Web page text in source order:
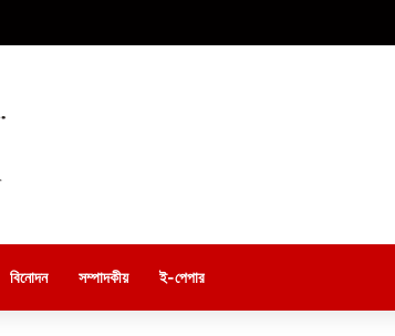
বিনোদন সম্পাদকীয় ই-পেপার